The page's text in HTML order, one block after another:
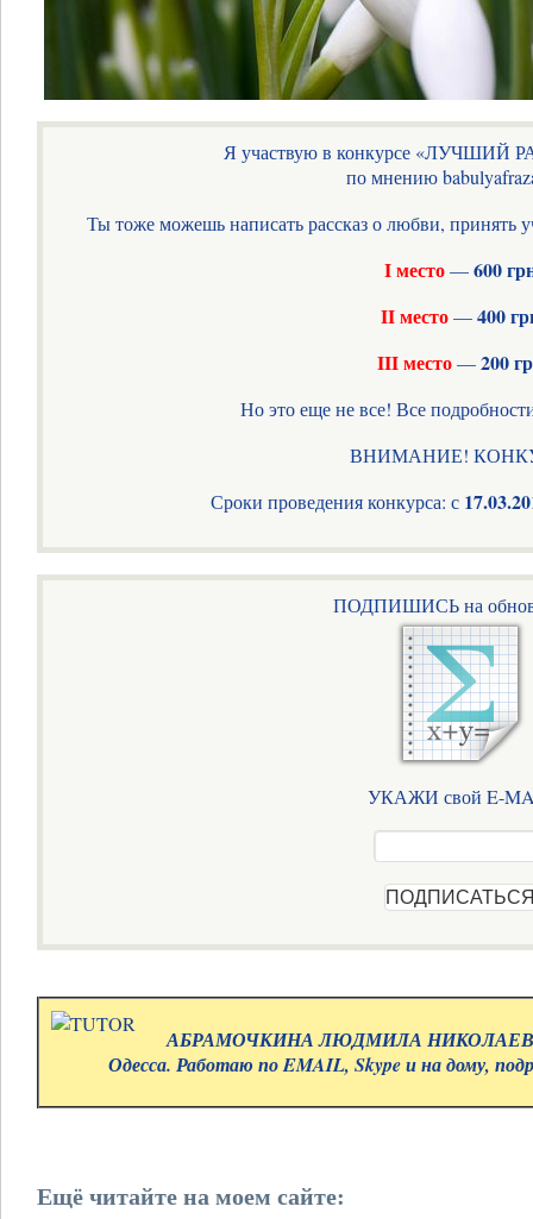
Я участвую в конкурсе
по мнению
Ты тоже можешь написать рассказ о любви, принять
I место—600
II место—400
III место—200
Но это еще не все! Все
ВНИМАНИЕ!
Сроки проведения конкурса: с
ПОДПИШИСЬ на
УКАЖИ свой E-
АБРАМОЧКИНА ЛЮДМИЛА
Одесса. Работаю по EMAIL, Skype и на дому,
Ещё читайте на моем сайте: